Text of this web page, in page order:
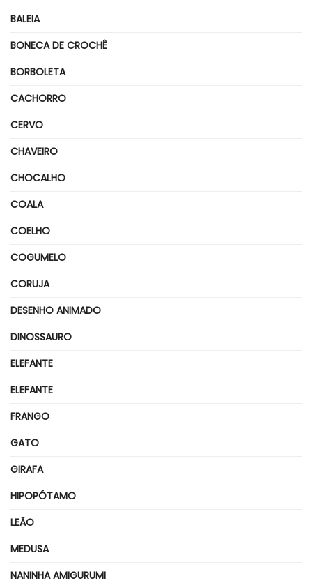
BALEIA
BONECA DE CROCHÊ
BORBOLETA
CACHORRO
CERVO
CHAVEIRO
CHOCALHO
COALA
COELHO
COGUMELO
CORUJA
DESENHO ANIMADO
DINOSSAURO
ELEFANTE
ELEFANTE
FRANGO
GATO
GIRAFA
HIPOPÓTAMO
LEÃO
MEDUSA
NANINHA AMIGURUMI